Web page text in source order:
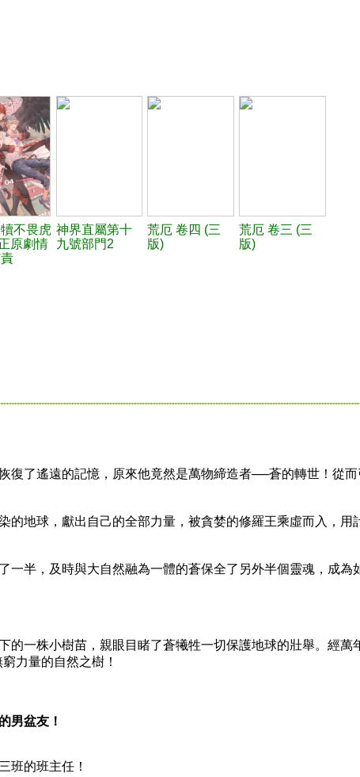
不畏虎
原劇情
神界直屬第十
九號部門2
荒厄 卷四 (三
版)
荒厄 卷三 (三
版)
了遙遠的記憶，原來他竟然是萬物締造者──蒼的轉世！從而
地球，獻出自己的全部力量，被貪婪的修羅王乘虛而入，用
半，及時與大自然融為一體的蒼保全了另外半個靈魂，成為
一株小樹苗，親眼目睹了蒼犧牲一切保護地球的壯舉。經萬
力量的自然之樹！
男盆友！
的班主任！